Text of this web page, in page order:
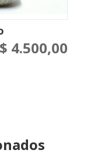
$ 4.500,00